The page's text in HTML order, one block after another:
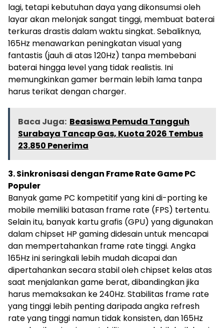
lagi, tetapi kebutuhan daya yang dikonsumsi oleh
layar akan melonjak sangat tinggi, membuat baterai
terkuras drastis dalam waktu singkat. Sebaliknya,
165Hz menawarkan peningkatan visual yang
fantastis (jauh di atas 120Hz) tanpa membebani
baterai hingga level yang tidak realistis. Ini
memungkinkan gamer bermain lebih lama tanpa
harus terikat dengan charger.
Baca Juga: Beasiswa Pemuda Tangguh
Surabaya Tancap Gas, Kuota 2026 Tembus
23.850 Penerima
3. Sinkronisasi dengan Frame Rate Game PC
Populer
Banyak game PC kompetitif yang kini di-porting ke
mobile memiliki batasan frame rate (FPS) tertentu.
Selain itu, banyak kartu grafis (GPU) yang digunakan
dalam chipset HP gaming didesain untuk mencapai
dan mempertahankan frame rate tinggi. Angka
165Hz ini seringkali lebih mudah dicapai dan
dipertahankan secara stabil oleh chipset kelas atas
saat menjalankan game berat, dibandingkan jika
harus memaksakan ke 240Hz. Stabilitas frame rate
yang tinggi lebih penting daripada angka refresh
rate yang tinggi namun tidak konsisten, dan 165Hz